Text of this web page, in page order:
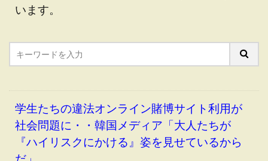
います。
学生たちの違法オンライン賭博サイト利用が
社会問題に・・韓国メディア「大人たちが
『ハイリスクにかける』姿を見せているから